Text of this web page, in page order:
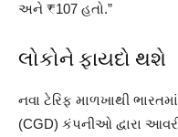
અને ₹107 હતો.”
લોકોને ફાયદો થશે
નવા ટેરિફ માળખાથી
(CGD) કંપનીઓ દ્વારા